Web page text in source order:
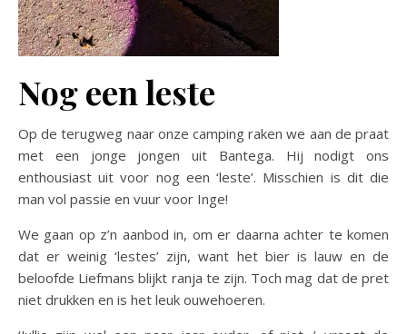
Nog een leste
Op de terugweg naar onze camping raken we aan de praat
met een jonge jongen uit Bantega. Hij nodigt ons
enthousiast uit voor nog een ‘leste’. Misschien is dit die
man vol passie en vuur voor Inge!
We gaan op z’n aanbod in, om er daarna achter te komen
dat er weinig ‘lestes’ zijn, want het bier is lauw en de
beloofde Liefmans blijkt ranja te zijn. Toch mag dat de pret
niet drukken en is het leuk ouwehoeren.